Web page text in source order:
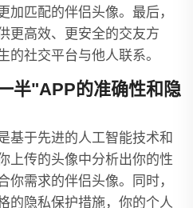
加匹配的伴侣头像。最后，
更高效、更安全的交友方
的社交平台与他人联系。
半"APP的准确性和隐
基于先进的人工智能技术和
上传的头像中分析出你的性
你需求的伴侣头像。同时，
的隐私保护措施，你的个人